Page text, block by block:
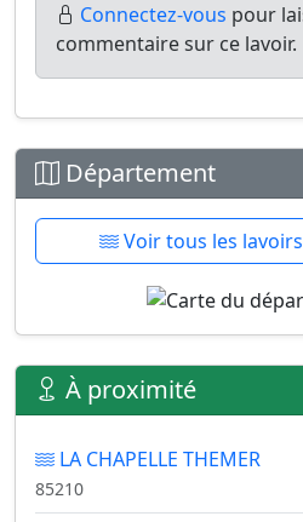
Connectez-vous pour
commentaire sur ce lavoir.
Département
Voir tous les
À proximité
LA CHAPELLE THEMER
85210